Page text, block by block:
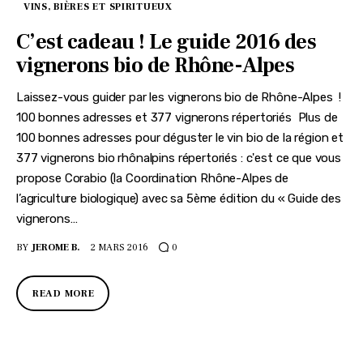
VINS, BIÈRES ET SPIRITUEUX
C’est cadeau ! Le guide 2016 des
vignerons bio de Rhône-Alpes
Laissez-vous guider par les vignerons bio de Rhône-Alpes !
100 bonnes adresses et 377 vignerons répertoriés Plus de
100 bonnes adresses pour déguster le vin bio de la région et
377 vignerons bio rhônalpins répertoriés : c'est ce que vous
propose Corabio (la Coordination Rhône-Alpes de
l’agriculture biologique) avec sa 5ème édition du « Guide des
vignerons…
BY JEROME B. 2 MARS 2016 0
READ MORE